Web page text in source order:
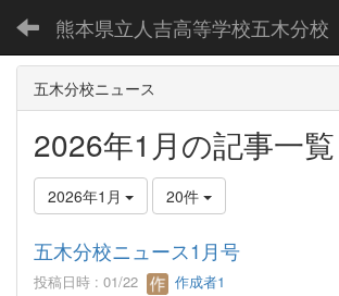
熊本県立人吉高等学校五木分校
五木分校ニュース
2026年1月の記事一覧
2026年1月 20件
五木分校ニュース1月号
投稿日時 : 01/22 作成者1